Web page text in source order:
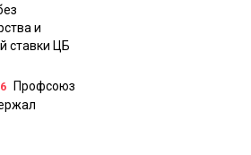
и
ставки ЦБ
Профсоюз